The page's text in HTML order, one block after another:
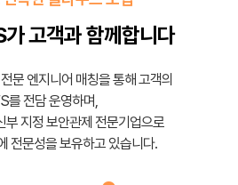
고객과 함께합니다
문 엔지니어 매칭을 통해 고객의
를 전담 운영하며,
부 지정 보안관제 전문기업으로
전문성을 보유하고 있습니다.